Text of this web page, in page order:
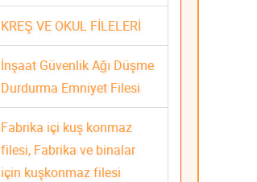
KREŞ VE OKUL FİLELERİ
İnşaat Güvenlik Ağı Düşme
Durdurma Emniyet Filesi
Fabrika içi kuş konmaz
filesi, Fabrika ve binalar
için kuşkonmaz filesi